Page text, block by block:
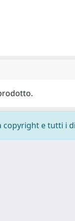
e tutti i